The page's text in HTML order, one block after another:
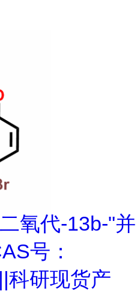
氧代-13b-"并
号：
科研现货产